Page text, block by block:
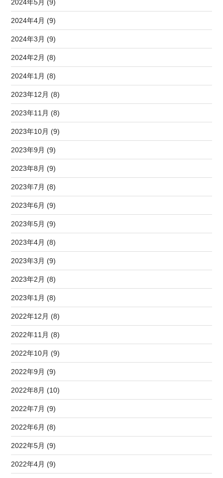
2024年5月 (9)
2024年4月 (9)
2024年3月 (9)
2024年2月 (8)
2024年1月 (8)
2023年12月 (8)
2023年11月 (8)
2023年10月 (9)
2023年9月 (9)
2023年8月 (9)
2023年7月 (8)
2023年6月 (9)
2023年5月 (9)
2023年4月 (8)
2023年3月 (9)
2023年2月 (8)
2023年1月 (8)
2022年12月 (8)
2022年11月 (8)
2022年10月 (9)
2022年9月 (9)
2022年8月 (10)
2022年7月 (9)
2022年6月 (8)
2022年5月 (9)
2022年4月 (9)